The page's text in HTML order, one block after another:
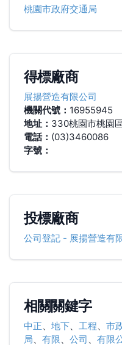
桃園市政府交通局
得標廠商
展揚營造有限公司
機關代號： 16955945
地址： 330桃園市桃園
電話： (03)3460086
字號：
投標廠商
公司登記- 展揚營造有
相關關鍵字
中正、 地下、 工程、 市
局、 有限、 公司 、 有限